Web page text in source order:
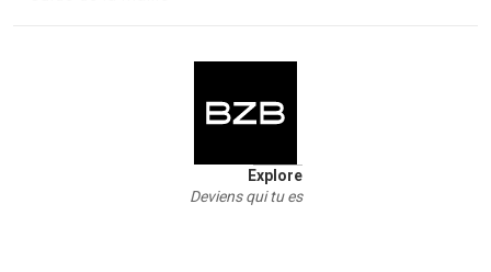
Explore
Deviens qui tu es